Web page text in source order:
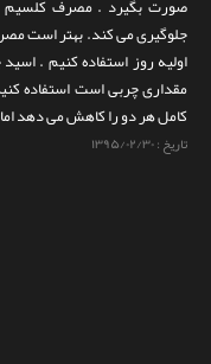
صورت بگیرد . مصرف کلسیم
جلوگیری می کند. بهتر است
مقداری چربی است استفاده
کامل هر دو را کاهش می دهد
تاریخ :۱۳۹۵/۰۲/۳۰